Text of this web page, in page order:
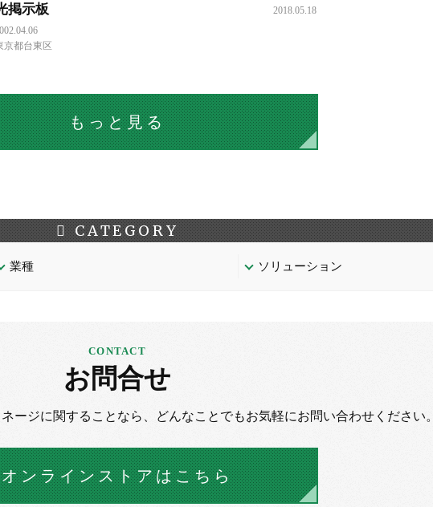
掲示板
京都台東区
2018.05.18
もっと見る
CATEGORY
業種 ソリューション
お問合せ
ージに関することなら、 どんなことでもお気軽にお問い合わせください。
オンラインストアはこちら